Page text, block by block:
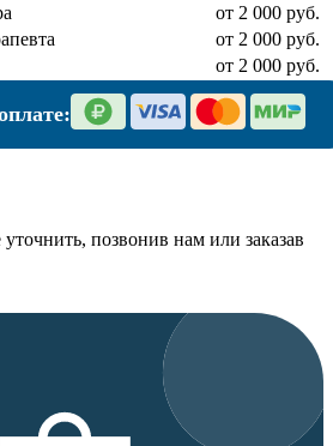
от 2 000 руб.
от 2 000 руб.
от 2 000 руб.
позвонив нам или заказав